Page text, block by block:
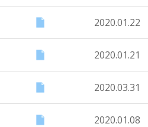
2020.01.22
2020.01.21
2020.03.31
2020.01.08